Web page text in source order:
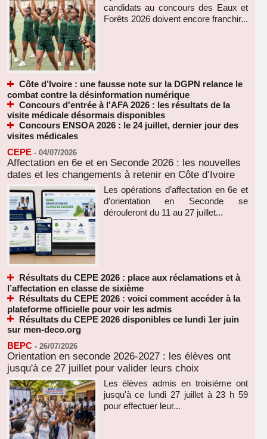
candidats au concours des Eaux et
Forêts 2026 doivent encore franchir...
Côte d’Ivoire : une fausse note sur la DGPN relance le
combat contre la désinformation numérique
Concours d'entrée à l'AFA 2026 : les résultats de la
visite médicale désormais disponibles
Concours ENSOA 2026 : le 24 juillet, dernier jour des
visites médicales
CEPE - 04/07/2026
Affectation en 6e et en Seconde 2026 : les nouvelles
dates et les changements à retenir en Côte d’Ivoire
Les opérations d’affectation en 6e et
d’orientation en Seconde se
dérouleront du 11 au 27 juillet...
Résultats du CEPE 2026 : place aux réclamations et à
l’affectation en classe de sixième
Résultats du CEPE 2026 : voici comment accéder à la
plateforme officielle pour voir les admis
Résultats du CEPE 2026 disponibles ce lundi 1er juin
sur men-deco.org
BEPC - 26/07/2026
Orientation en seconde 2026-2027 : les élèves ont
jusqu'à ce 27 juillet pour valider leurs choix
Les élèves admis en troisième ont
jusqu'à ce lundi 27 juillet à 23 h 59
pour effectuer leur...